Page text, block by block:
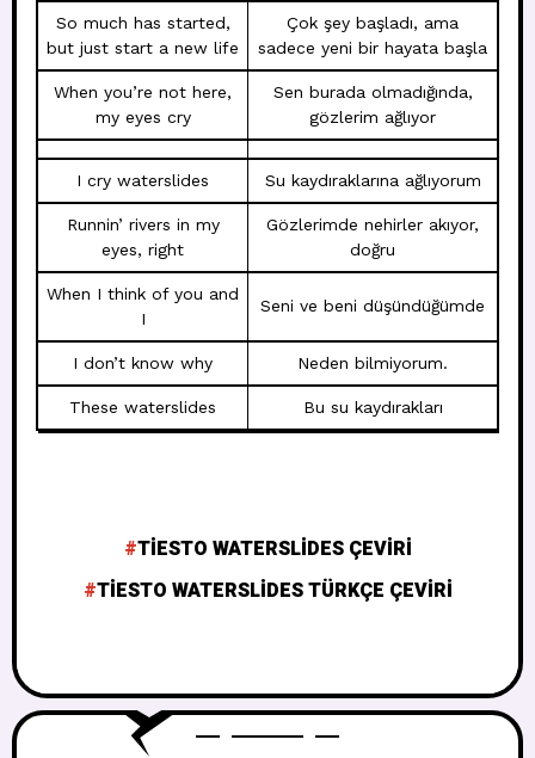
So much has started,
but just start a new life
Çok şey başladı, ama
sadece yeni bir hayata başla
When you’re not here,
my eyes cry
Sen burada olmadığında,
gözlerim ağlıyor
I cry waterslides Su kaydıraklarına ağlıyorum
Runnin’ rivers in my
eyes, right
Gözlerimde nehirler akıyor,
doğru
When I think of you and
I
Seni ve beni düşündüğümde
I don’t know why Neden bilmiyorum.
These waterslides Bu su kaydırakları
TIESTO WATERSLIDES ÇEVIRI
TIESTO WATERSLIDES TÜRKÇE ÇEVIRI